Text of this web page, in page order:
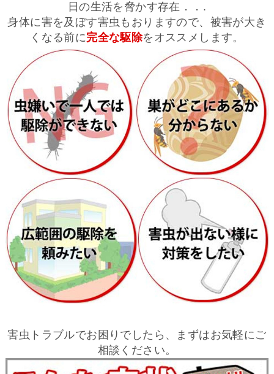
日の生活を脅かす存在．．.
身体に害を及ぼす害虫もおりますので、被害が大き
くなる前に完全な駆除をオススメします。
害虫トラブルでお困りでしたら、まずはお気軽にご
相談ください。